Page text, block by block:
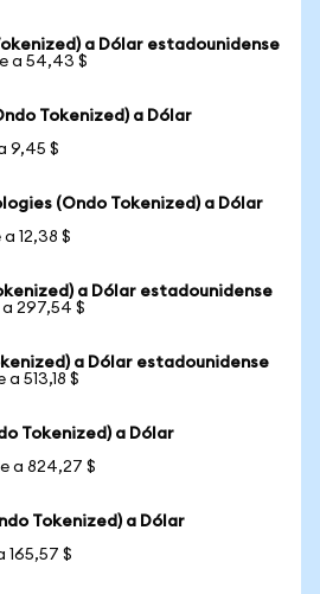
a Dólar estadounidense
a 54,43 $
Tokenized) a Dólar
9,45 $
(Ondo Tokenized) a Dólar
12,38 $
a Dólar estadounidense
a 297,54 $
a Dólar estadounidense
513,18 $
Tokenized) a Dólar
a 824,27 $
Tokenized) a Dólar
165,57 $